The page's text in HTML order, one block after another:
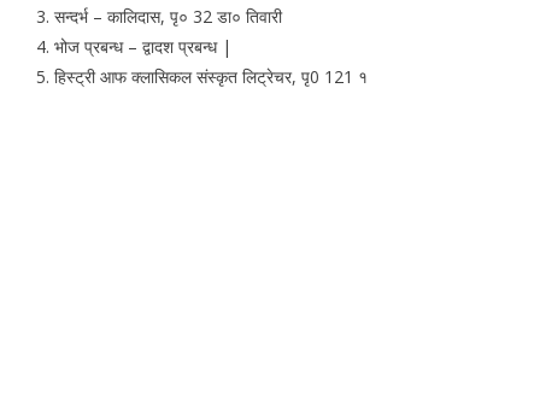
3. सन्दर्भ – कालिदास, पृ० 32 डा० तिवारी
4. भोज प्रबन्ध – द्वादश प्रबन्ध |
5. हिस्ट्री आफ क्लासिकल संस्कृत लिट्रेचर, पृ0 121 १